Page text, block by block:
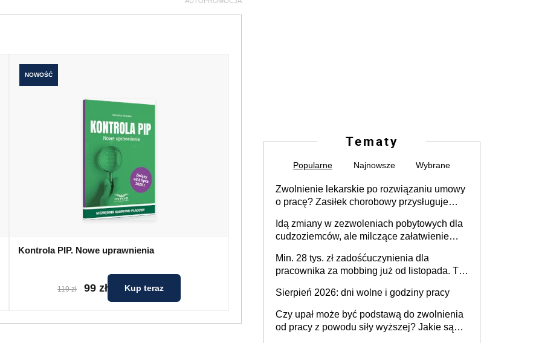
NOWOŚĆ
Kontrola PIP. Nowe uprawnienia
119 zł 99 zł Kup teraz
Tematy
Popularne Najnowsze Wybrane
Zwolnienie lekarskie po rozwiązaniu umowy
o pracę? Zasiłek chorobowy przysługuje
dni od ustania stosunku pracy
Idą zmiany w zezwoleniach pobytowych dla
cudzoziemców, ale milczące załatwienie
Min. 28 tys. zł zadośćuczynienia dla
pracownika za mobbing już od listopada. To
zespołu
Sierpień 2026: dni wolne i godziny pracy
Czy upał może być podstawą do zwolnienia
od pracy z powodu siły wyższej? Jakie są